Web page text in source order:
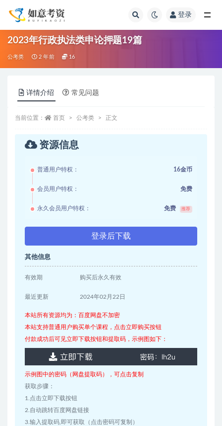
登录
2023年行政执法类申论押题19篇
公考类 2 年前 16
详情介绍 常见问题
当前位置： 首页 公考类 正文
资源信息
普通用户特权： 16金币
会员用户特权： 免费
永久会员用户特权： 免费 推荐
登录后下载
其他信息
有效期 购买后永久有效
最近更新 2024年02月22日
本站所有资源均为：百度网盘不加密
本站支持普通用户购买单个课程，点击立即购买按钮
付款成功后可见立即下载按钮和提取码，示例图如下：
示例图中的密码（网盘提取码），可点击复制
获取步骤：
1.点击立即下载按钮
2.自动跳转百度网盘链接
3.输入提取码,即可获取（点击密码可复制）